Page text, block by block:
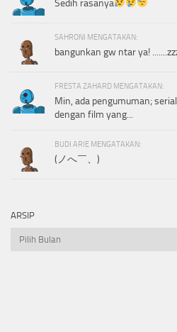
Sedih rasanya
SAHRONI MENGATAKAN:
bangunkan gw ntar ya!
FRESTA ZAHARD MENGATAKAN:
Min, ada pengumuman;
dengan film yang...
BUDI ARIE MENGATAKAN:
(ノへ￣、)
ARSIP
Arsip